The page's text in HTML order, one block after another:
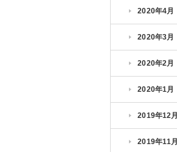
2020年4月
2020年3月
2020年2月
2020年1月
2019年12月
2019年11月